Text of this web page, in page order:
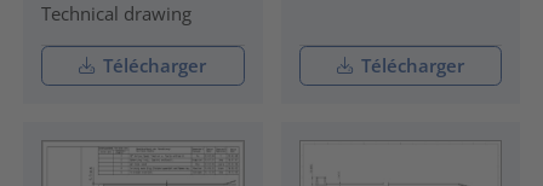
Technical drawing
Télécharger Télécharger